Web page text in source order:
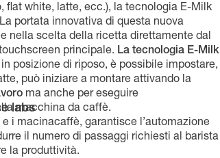
labs
flat white, latte, ecc.), la tecnologia E-Milk
portata innovativa di questa nuova
nella scelta della ricetta direttamente dal
principale. La tecnologia E-Milk
posizione di riposo, è possibile impostare,
può iniziare a montare attivando la
ma anche per eseguire
macchina da caffè.
i macinacaffè, garantisce l’automazione
il numero di passaggi richiesti al barista
la produttività.